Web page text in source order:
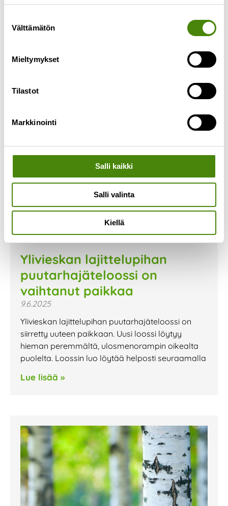
valinta
Välttämätön
Mieltymykset
Tilastot
Markkinointi
Salli kaikki
Salli valinta
Kiellä
Aurinko paistaa, grilli käy kuumana ja piknik-viltti
levitetään nurmikolle. Mutta mitä jos tänä kesänä
kevennettäisiin myös jätteen määrää? Pienillä
Lue lisää »
Ylivieskan lajittelupihan
puutarhajäteloossi on
vaihtanut paikkaa
9.6.2025
Ylivieskan lajittelupihan puutarhajäteloossi on
siirretty uuteen paikkaan. Uusi loossi löytyy
hieman peremmältä, ulosmenorampin oikealta
puolelta. Loossin luo löytää helposti seuraamalla
Lue lisää »